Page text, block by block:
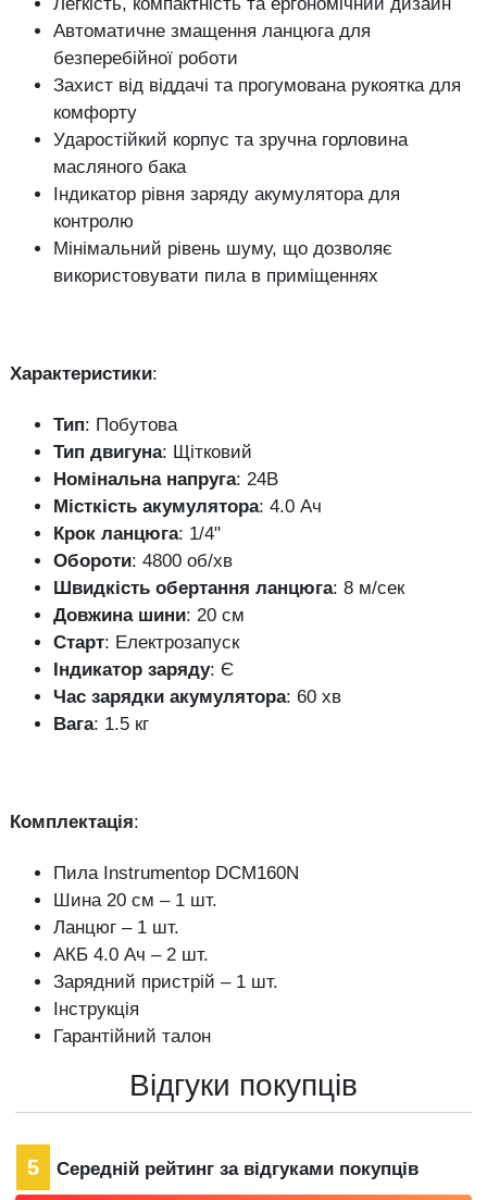
Автоматичне змащення ланцюга для
безперебійної роботи
Захист від віддачі та прогумована рукоятка для
комфорту
Ударостійкий корпус та зручна горловина
масляного бака
Індикатор рівня заряду акумулятора для
контролю
Мінімальний рівень шуму, що дозволяє
використовувати пила в приміщеннях
Характеристики:
Тип: Побутова
Тип двигуна: Щітковий
Номінальна напруга: 24В
Місткість акумулятора: 4.0 Ач
Крок ланцюга: 1/4"
Обороти: 4800 об/хв
Швидкість обертання ланцюга: 8 м/сек
Довжина шини: 20 см
Старт: Електрозапуск
Індикатор заряду: Є
Час зарядки акумулятора: 60 хв
Вага: 1.5 кг
Комплектація:
Пила Instrumentop DCM160N
Шина 20 см – 1 шт.
Ланцюг – 1 шт.
АКБ 4.0 Ач – 2 шт.
Зарядний пристрій – 1 шт.
Інструкція
Гарантійний талон
Відгуки покупців
5 Середній рейтинг за відгуками покупців